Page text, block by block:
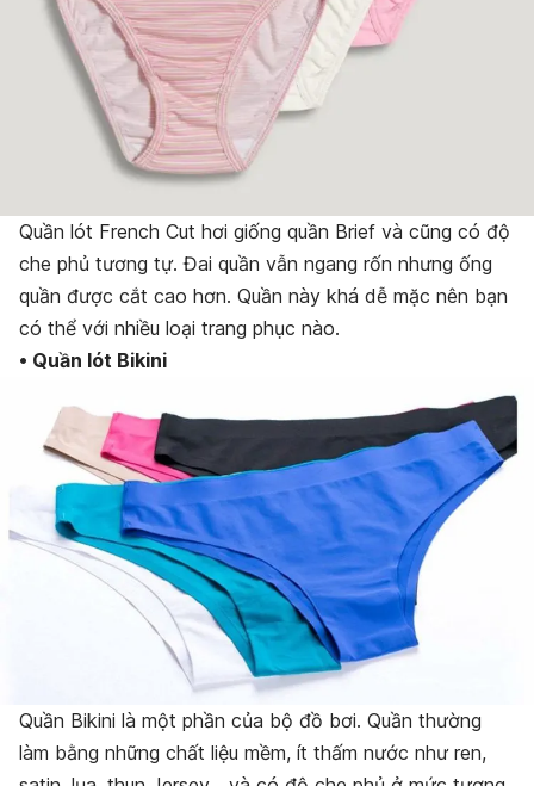
Quần lót French Cut hơi giống quần Brief và cũng có độ
che phủ tương tự. Đai quần vẫn ngang rốn nhưng ống
quần được cắt cao hơn. Quần này khá dễ mặc nên bạn
có thể với nhiều loại trang phục nào.
• Quần lót Bikini
Quần Bikini là một phần của bộ đồ bơi. Quần thường
làm bằng những chất liệu mềm, ít thấm nước như ren,